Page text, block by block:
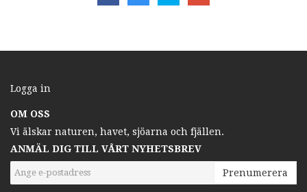
Logga in
OM OSS
Vi älskar naturen, havet, sjöarna och fjällen.
ANMÄL DIG TILL VÅRT NYHETSBREV
Prenumerera